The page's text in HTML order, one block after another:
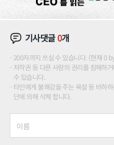
기사댓글0개
200자까지 쓰실 수 있습니다. (현재 0
저작권 등 다른 사람의 권리를 침해하
수 있습니다.
타인에게 불쾌감을 주는 욕설 등 비하
단에 의해 삭제 합니다.